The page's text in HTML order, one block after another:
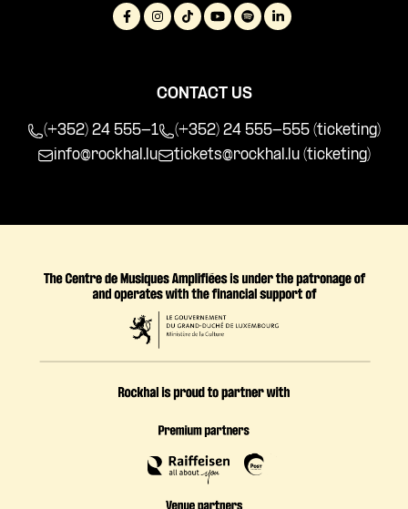
CONTACT US
(+352) 24 555-1
(+352) 24 555-555 (ticketing)
info@rockhal.lu
tickets@rockhal.lu (ticketing)